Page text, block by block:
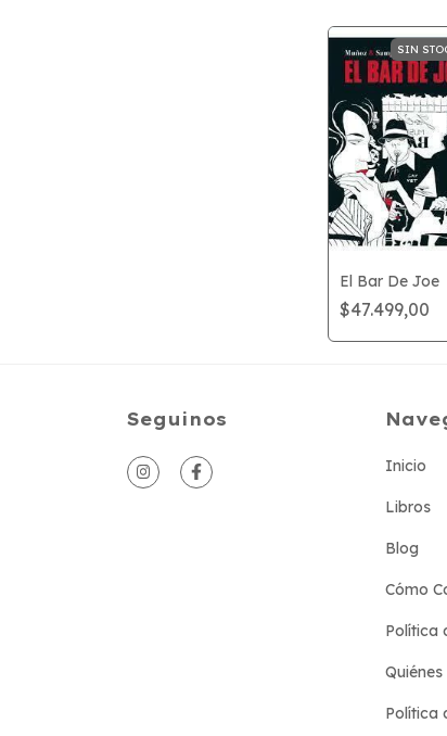
SIN
El Bar De Joe
$47.499,00
Seguinos
Inicio
Libros
Blog
Cómo
Política
Política